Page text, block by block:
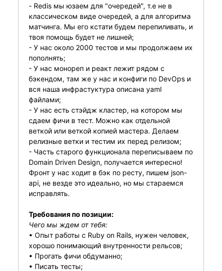
- Redis мы юзаем для "очередей", т.е не в
классическом виде очередей, а для алгоритма
матчинга. Мы его кстати будем перепиливать, и
твоя помощь будет не лишней;
- У нас около 2000 тестов и мы продолжаем их
пополнять;
- У нас монореп и реакт лежит рядом с
бэкендом, там же у нас и конфиги по DevOps и
вся наша инфрастуктура описана yaml
файлами;
- У нас есть стэйдж кластер, на котором мы
сдаем фичи в тест. Можно как отдельной
веткой или веткой копией мастера. Делаем
релизные ветки и тестим их перед релизом;
- Часть старого функционала переписываем по
Domain Driven Design, получается интересно!
Фронт у нас ходит в бэк по ресту, пишем json-
api, не везде это идеально, но мы стараемся
исправлять.
Требования по позиции:
Чего мы ждем от тебя:
• Опыт работы с Ruby on Rails, нужен человек,
хорошо понимающий внутренности рельсов;
• Прогать фичи обдуманно;
• Писать тесты;